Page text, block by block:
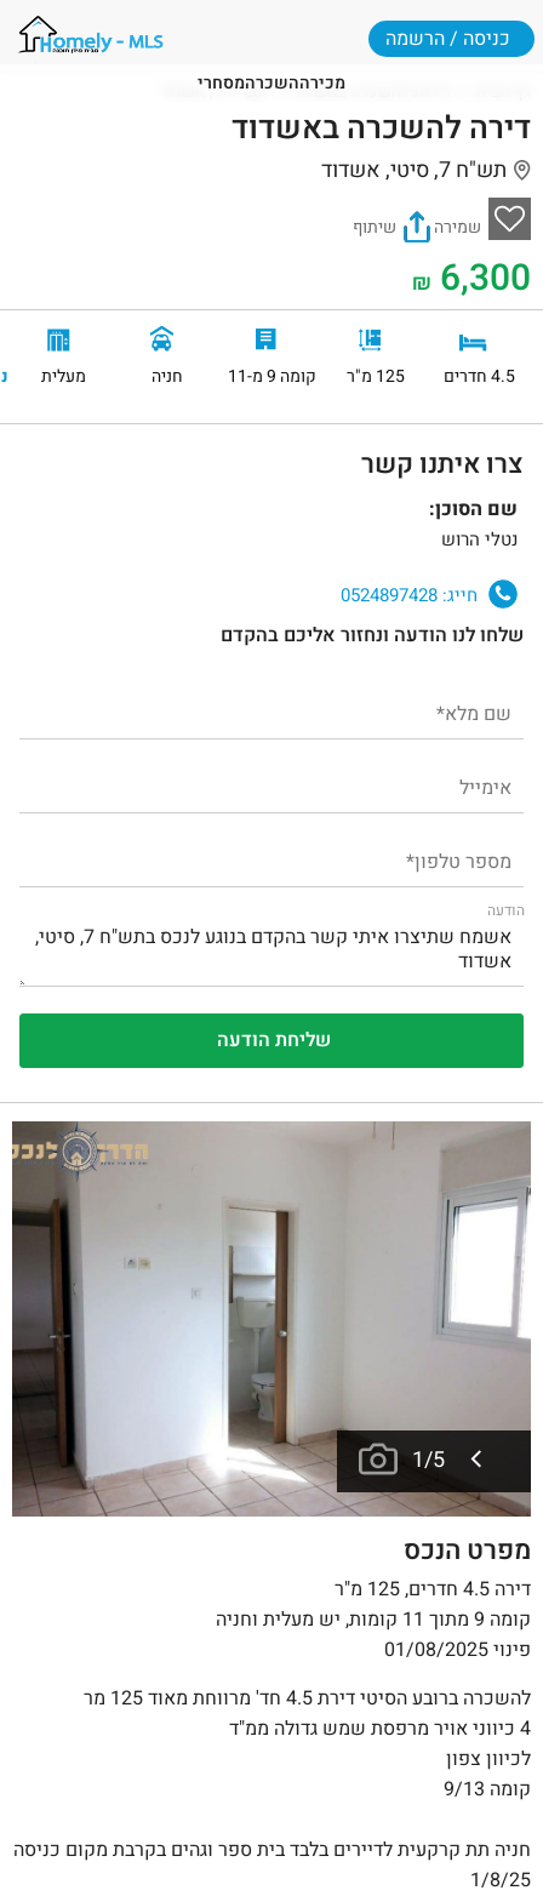
מכירההשכרהמסחרי
כניסה / הרשמה
דירות להשכרה באשדוד תש"ח 7, אשדוד
דירה להשכרה באשדוד
תש"ח 7, סיטי, אשדוד
שמירה שיתוף
6,300
₪
4.5 חדרים 125 מ"ר קומה 9 מ-11 חניה מעלית
צרו איתנו קשר
שם הסוכן:
נטלי הרוש
חייג:
שלחו לנו הודעה ונחזור אליכם בהקדם
הודעה
1/5
מפרט הנכס
דירה 4.5 חדרים, 125 מ"ר
קומה 9 מתוך 11 קומות, יש מעלית וחניה
פינוי 01/08/2025
להשכרה ברובע הסיטי דירת 4.5 חד' מרווחת מאוד 125 מר
4 כיווני אויר מרפסת שמש גדולה ממ"ד
לכיוון צפון
קומה 9/13
חניה תת קרקעית לדיירים בלבד בית ספר וגהים בקרבת מקום כניסה
1/8/25